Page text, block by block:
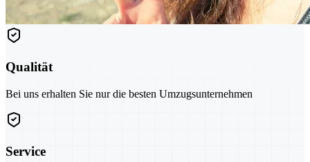
Qualität
Bei uns erhalten Sie nur die besten Umzugsunternehmen
Service